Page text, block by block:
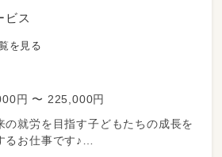
ビス
を見る
円 〜 225,000円
の就労を目指す子どもたちの成長を
るお仕事です♪